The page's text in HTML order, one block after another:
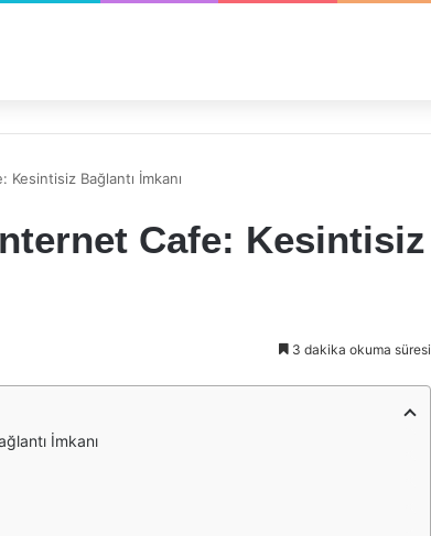
Kesintisiz Bağlantı İmkanı
Cafe: Kesintisiz
3 dakika okuma süresi
İmkanı